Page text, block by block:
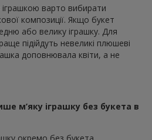
варто вибирати
композиції. Якщо букет
або велику іграшку. Для
підійдуть невеликі плюшеві
доповнювала квіти, а не
м’яку іграшку без букета в